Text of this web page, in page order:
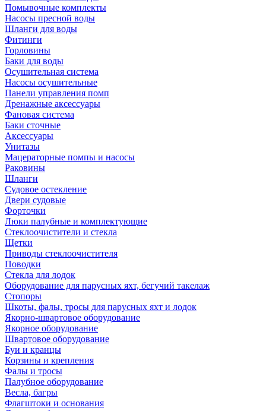
Помывочные комплекты
Насосы пресной воды
Шланги для воды
Фитинги
Горловины
Баки для воды
Осушительная система
Насосы осушительные
Панели управления помп
Дренажные аксессуары
Фановая система
Баки сточные
Аксессуары
Унитазы
Мацераторные помпы и насосы
Раковины
Шланги
Судовое остекление
Двери судовые
Форточки
Люки палубные и комплектующие
Стеклоочистители и стекла
Щетки
Приводы стеклоочистителя
Поводки
Стекла для лодок
Оборудование для парусных яхт, бегучий такелаж
Стопоры
Шкоты, фалы, тросы для парусных яхт и лодок
Якорно-швартовое оборудование
Якорное оборудование
Швартовое оборудование
Буи и кранцы
Корзины и крепления
Фалы и тросы
Палубное оборудование
Весла, багры
Флагштоки и основания